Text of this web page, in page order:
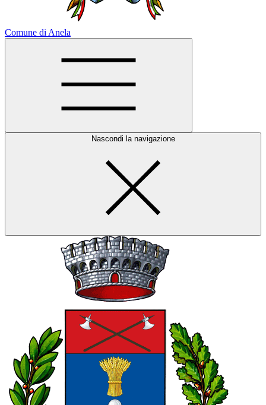
Comune di Anela
Nascondi la navigazione